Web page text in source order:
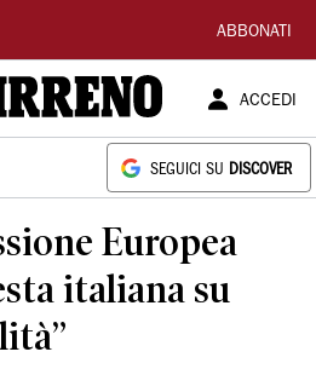
ABBONATI
ACCEDI
SEGUICI SU DISCOVER
Europea
italiana su